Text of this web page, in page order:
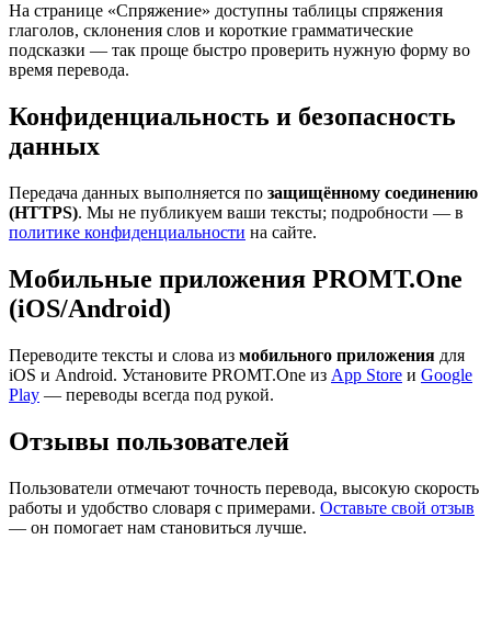
На странице «Спряжение» доступны таблицы спряжения
глаголов, склонения слов и короткие грамматические
подсказки — так проще быстро проверить нужную форму во
время перевода.
Конфиденциальность и безопасность
данных
Передача данных выполняется по защищённому соединению
(HTTPS). Мы не публикуем ваши тексты; подробности — в
политике конфиденциальности на сайте.
Мобильные приложения PROMT.One
(iOS/Android)
Переводите тексты и слова из мобильного приложения для
iOS и Android. Установите PROMT.One из App Store и Google
Play — переводы всегда под рукой.
Отзывы пользователей
Пользователи отмечают точность перевода, высокую скорость
работы и удобство словаря с примерами. Оставьте свой отзыв
— он помогает нам становиться лучше.